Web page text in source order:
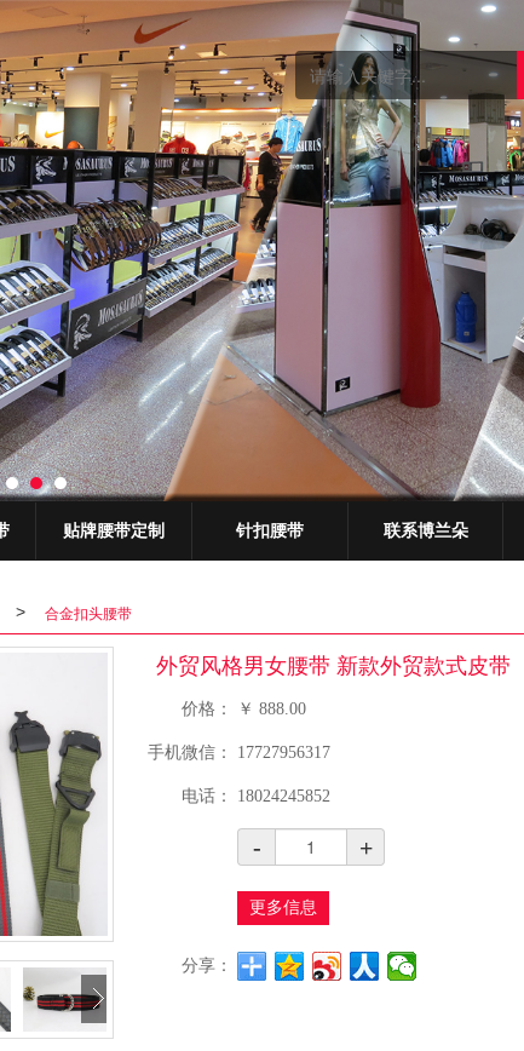
载安装谷歌浏览器！
贴牌腰带定制 针扣腰带 联系博兰朵
> 合金扣头腰带
外贸风格男女腰带 新款外贸款式皮带
价格： ￥888.00
手机微信： 17727956317
电话： 18024245852
- +
更多信息
分享：